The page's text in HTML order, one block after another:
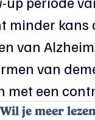
minder kans
van
van
met een
Wil je meer